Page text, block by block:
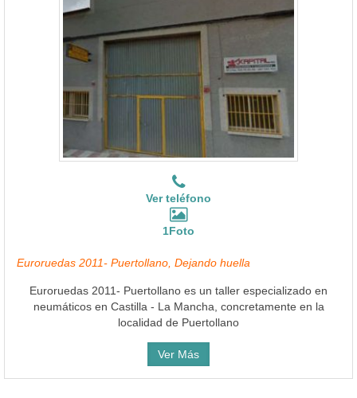
Ver teléfono
1Foto
Euroruedas 2011- Puertollano, Dejando huella
Euroruedas 2011- Puertollano es un taller especializado en
neumáticos en Castilla - La Mancha, concretamente en la
localidad de Puertollano
Ver Más